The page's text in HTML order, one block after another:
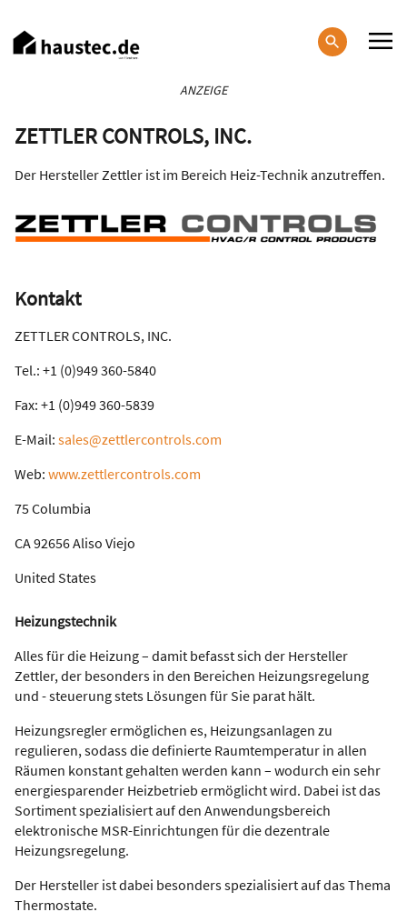
zum
Inhalt
ANZEIGE
ZETTLER CONTROLS, INC.
Der Hersteller Zettler ist im Bereich Heiz-Technik anzutreffen.
Kontakt
ZETTLER CONTROLS, INC.
Tel.: +1 (0)949 360-5840
Fax: +1 (0)949 360-5839
E-Mail: sales@zettlercontrols.com
Web: www.zettlercontrols.com
75 Columbia
CA 92656 Aliso Viejo
United States
Heizungstechnik
Alles für die Heizung – damit befasst sich der Hersteller
Zettler, der besonders in den Bereichen Heizungsregelung
und - steuerung stets Lösungen für Sie parat hält.
Heizungsregler ermöglichen es, Heizungsanlagen zu
regulieren, sodass die definierte Raumtemperatur in allen
Räumen konstant gehalten werden kann – wodurch ein sehr
energiesparender Heizbetrieb ermöglicht wird. Dabei ist das
Sortiment spezialisiert auf den Anwendungsbereich
elektronische MSR-Einrichtungen für die dezentrale
Heizungsregelung.
Der Hersteller ist dabei besonders spezialisiert auf das Thema
Thermostate.